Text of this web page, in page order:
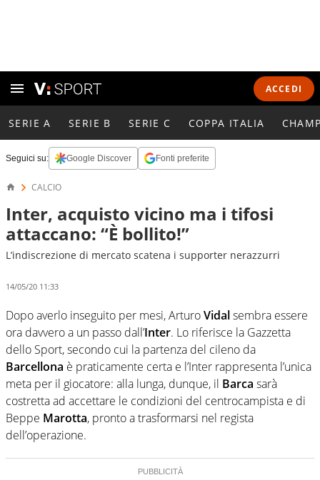
ACCEDI
SERIE A SERIE B SERIE C COPPA ITALIA
Seguici su: Google Discover Fonti preferite
CALCIO
Inter, acquisto vicino ma i tifosi
attaccano: “È bollito!”
L’indiscrezione di mercato scatena i supporter nerazzurri
14/05/20 11:33
Dopo averlo inseguito per mesi, ArturoVidalsembra essere
ora davvero a un passo dall’Inter. Lo riferisce la Gazzetta
dello Sport, secondo cui la partenza del cileno da
Barcellona è praticamente certa e l’Inter rappresenta l’unica
meta per il giocatore: alla lunga, dunque, il Barca sarà
costretta ad accettare le condizioni del centrocampista e di
Beppe Marotta, pronto a trasformarsi nel regista
dell’operazione.